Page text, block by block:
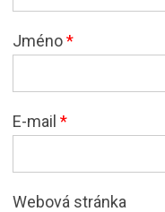
Jméno*
E-mail *
Webová stránka